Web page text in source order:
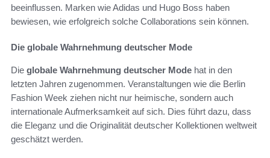
beeinflussen. Marken wie Adidas und Hugo Boss haben
bewiesen, wie erfolgreich solche Collaborations sein können.
Die globale Wahrnehmung deutscher Mode
Die globale Wahrnehmung deutscher Mode hat in den
letzten Jahren zugenommen. Veranstaltungen wie die Berlin
Fashion Week ziehen nicht nur heimische, sondern auch
internationale Aufmerksamkeit auf sich. Dies führt dazu, dass
die Eleganz und die Originalität deutscher Kollektionen weltweit
geschätzt werden.